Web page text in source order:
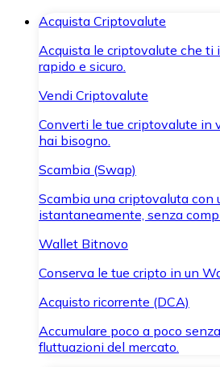
Acquista Criptovalute
Acquista le criptovalute che ti
rapido e sicuro.
Vendi Criptovalute
Converti le tue criptovalute in
hai bisogno.
Scambia (Swap)
Scambia una criptovaluta con
istantaneamente, senza
Wallet Bitnovo
Conserva le tue cripto in un
Acquisto ricorrente (DCA)
Accumulare poco a poco
fluttuazioni del mercato.